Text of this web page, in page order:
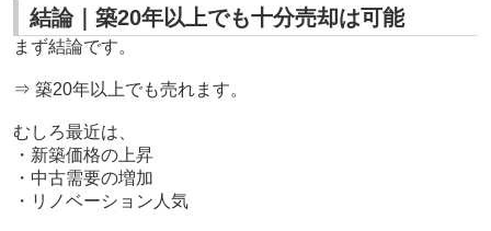
結論｜築20年以上でも十分売却は可能
まず結論です。
⇒ 築20年以上でも売れます。
むしろ最近は、
・新築価格の上昇
・中古需要の増加
・リノベーション人気